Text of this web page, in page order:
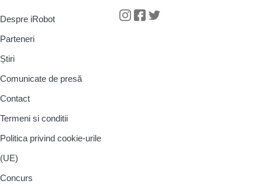
Despre iRobot
Parteneri
Știri
Comunicate de presă
Contact
Termeni si conditii
Politica privind cookie-urile
(UE)
Concurs
InstagramFacebook